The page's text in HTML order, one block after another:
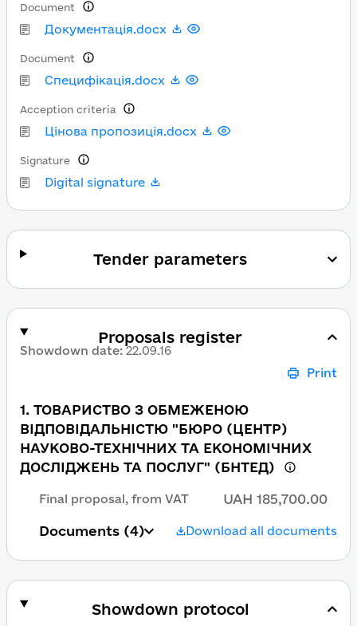
Документація.docx
Document
Специфікація.docx
Document
Цінова пропозиція.docx
Acception criteria
Digital signature
Signature
Tender parameters
Proposals register
Showdown date: 22.09.16
Print
1. ТОВАРИСТВО З ОБМЕЖЕНОЮ
ВІДПОВІДАЛЬНІСТЮ "БЮРО (ЦЕНТР)
НАУКОВО-ТЕХНІЧНИХ ТА ЕКОНОМІЧНИХ
ДОСЛІДЖЕНЬ ТА ПОСЛУГ" (БНТЕД)
Final proposal, from VAT UAH 185,700.00
Documents (4) Download all documents
Showdown protocol